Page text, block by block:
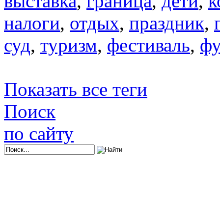
налоги, отдых, праздник,
суд, туризм, фестиваль,
Показать все теги
Поиск
по сайту